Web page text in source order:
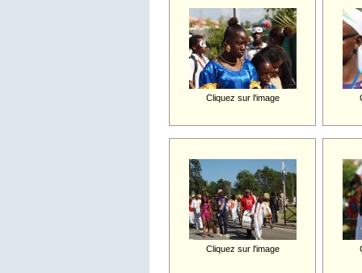
Cliquez sur l'image
Cliquez sur l'image